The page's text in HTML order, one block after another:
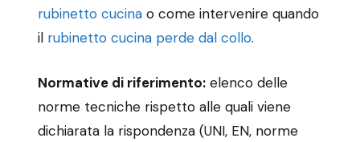
rubinetto cucina o come intervenire quando
il rubinetto cucina perde dal collo.
Normative di riferimento: elenco delle
norme tecniche rispetto alle quali viene
dichiarata la rispondenza (UNI, EN, norme